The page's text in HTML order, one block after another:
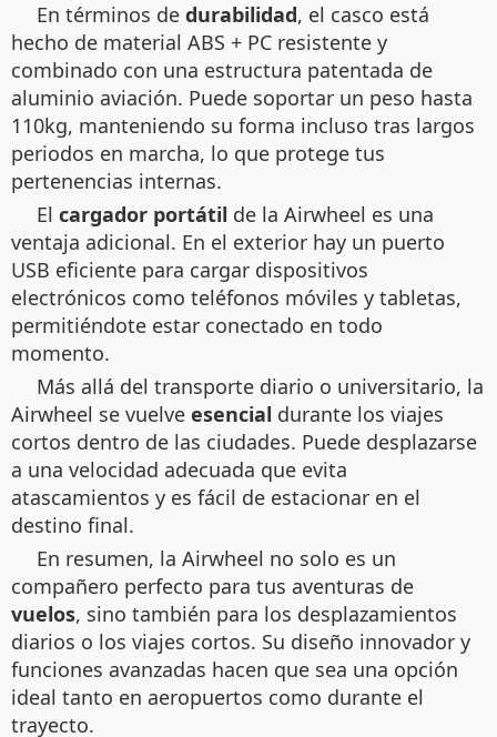
En términos de durabilidad, el casco está
hecho de material ABS + PC resistente y
combinado con una estructura patentada de
aluminio aviación. Puede soportar un peso hasta
110kg, manteniendo su forma incluso tras largos
periodos en marcha, lo que protege tus
pertenencias internas.
El cargador portátil de la Airwheel es una
ventaja adicional. En el exterior hay un puerto
USB eficiente para cargar dispositivos
electrónicos como teléfonos móviles y tabletas,
permitiéndote estar conectado en todo
momento.
Más allá del transporte diario o universitario, la
Airwheel se vuelve esencial durante los viajes
cortos dentro de las ciudades. Puede desplazarse
a una velocidad adecuada que evita
atascamientos y es fácil de estacionar en el
destino final.
En resumen, la Airwheel no solo es un
compañero perfecto para tus aventuras de
vuelos, sino también para los desplazamientos
diarios o los viajes cortos. Su diseño innovador y
funciones avanzadas hacen que sea una opción
ideal tanto en aeropuertos como durante el
trayecto.